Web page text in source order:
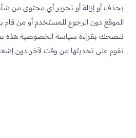
بحذف أو إزالة أو تحرير أي محتوى من
الموقع دون الرجوع للمستخدم أو من قام
ننصحك بقراءة سياسة الخصوصية هذه
نقوم على تحديثها من وقت لآخر دون